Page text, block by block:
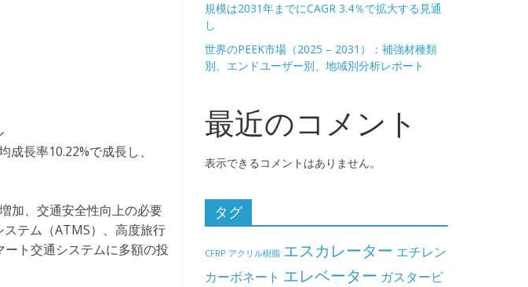
長率10.22%で成長し、
加、交通安全性向上の必要
テム（ATMS）、高度旅行
ト交通システムに多額の投
規模は2031年までにCAGR 3.4％で拡大する見通
し
世界のPEEK市場（2025 – 2031）：補強材種類
別、エンドユーザー別、地域別分析レポート
最近のコメント
表示できるコメントはありません。
タグ
CFRP アクリル樹脂 エスカレーター エチレン
カーボネート エレベーター ガスタービ